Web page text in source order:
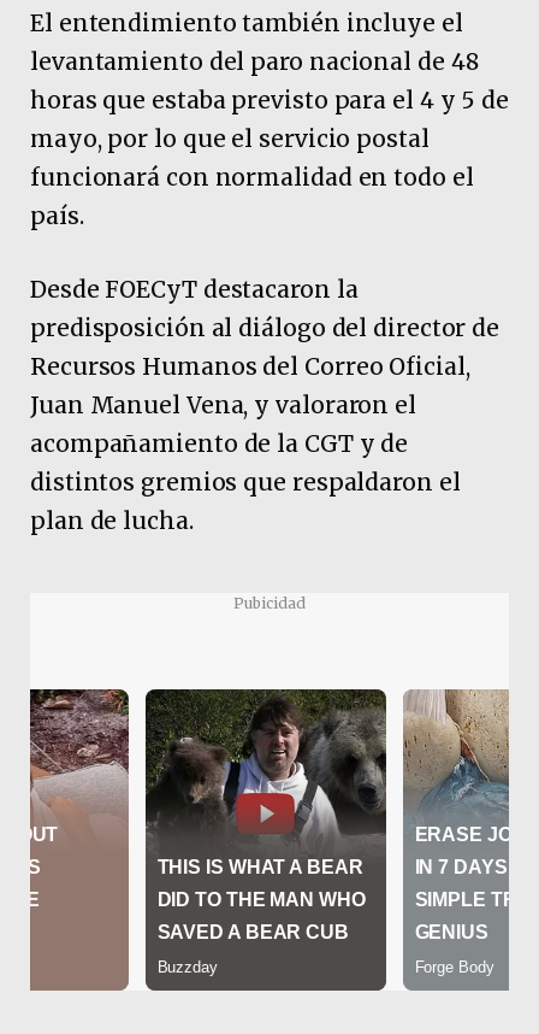
El entendimiento también incluye el
levantamiento del paro nacional de 48
horas que estaba previsto para el 4 y 5 de
mayo, por lo que el servicio postal
funcionará con normalidad en todo el
país.
Desde FOECyT destacaron la
predisposición al diálogo del director de
Recursos Humanos del Correo Oficial,
Juan Manuel Vena, y valoraron el
acompañamiento de la CGT y de
distintos gremios que respaldaron el
plan de lucha.
Pubicidad